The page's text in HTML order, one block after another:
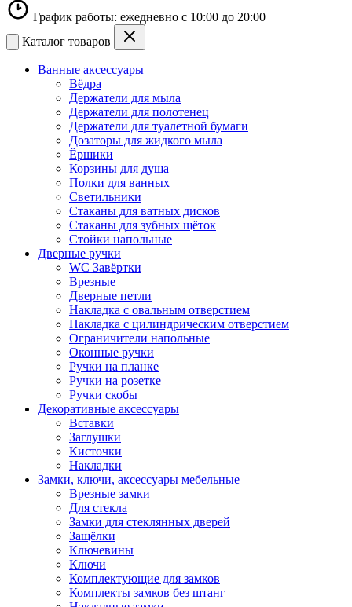
График работы: ежедневно с 10:00 до 20:00
Каталог товаров
Ванные аксессуары
Вёдра
Держатели для мыла
Держатели для полотенец
Держатели для туалетной бумаги
Дозаторы для жидкого мыла
Ёршики
Корзины для душа
Полки для ванных
Светильники
Стаканы для ватных дисков
Стаканы для зубных щёток
Стойки напольные
Дверные ручки
WC Завёртки
Врезные
Дверные петли
Накладка с овальным отверстием
Накладка с цилиндрическим отверстием
Ограничители напольные
Оконные ручки
Ручки на планке
Ручки на розетке
Ручки скобы
Декоративные аксессуары
Вставки
Заглушки
Кисточки
Накладки
Замки, ключи, аксессуары мебельные
Врезные замки
Для стекла
Замки для стеклянных дверей
Защёлки
Ключевины
Ключи
Комплектующие для замков
Комплекты замков без штанг